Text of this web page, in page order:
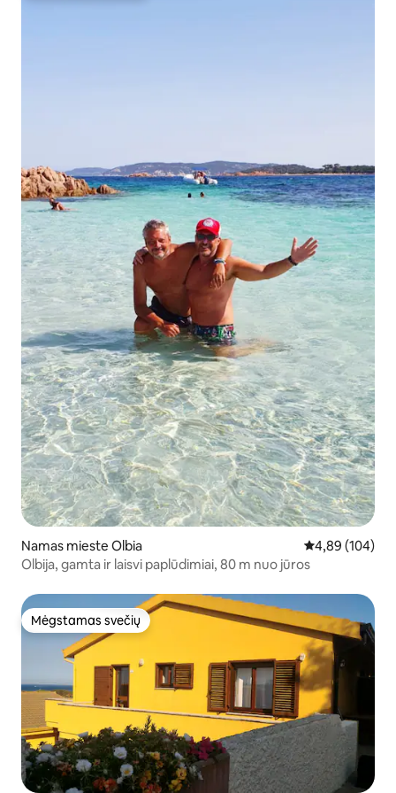
Namas mieste Olbia Vidutinis
4,89 (104)
Olbija, gamta ir laisvi paplūdimiai, 80 m nuo jūros
Mėgstamas svečių
Mėgstamas svečių